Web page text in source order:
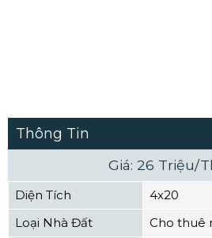
Thông Tin
Giá: 26 Triệu/
Diện Tích
4x20
Loại Nhà Đất
Cho thuê